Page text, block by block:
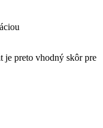
preto vhodný skôr pre